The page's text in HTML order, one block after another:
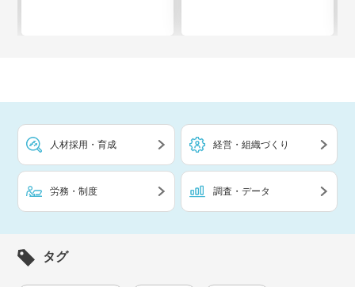
人材採用・育成 経営・組織づくり
労務・制度 調査・データ
タグ